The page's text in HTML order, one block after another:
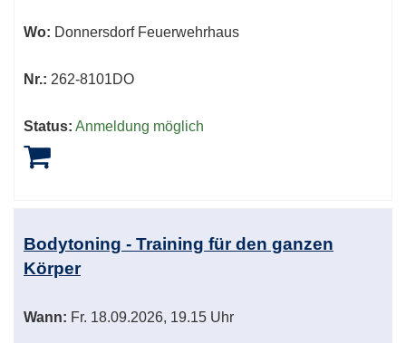
Wo: Donnersdorf Feuerwehrhaus
Nr.: 262-8101DO
Status: Anmeldung möglich
Bodytoning - Training für den ganzen
Körper
Wann: Fr. 18.09.2026, 19.15 Uhr